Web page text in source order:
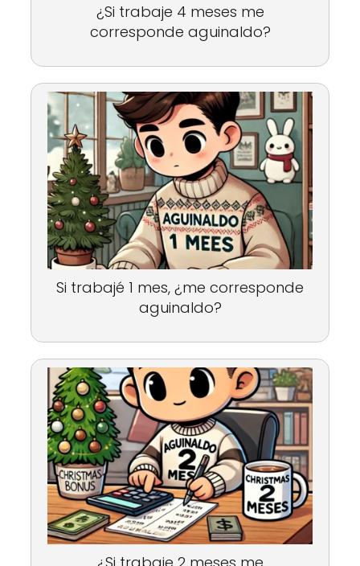
¿Si trabaje 4 meses me
corresponde aguinaldo?
Si trabajé 1 mes, ¿me corresponde
aguinaldo?